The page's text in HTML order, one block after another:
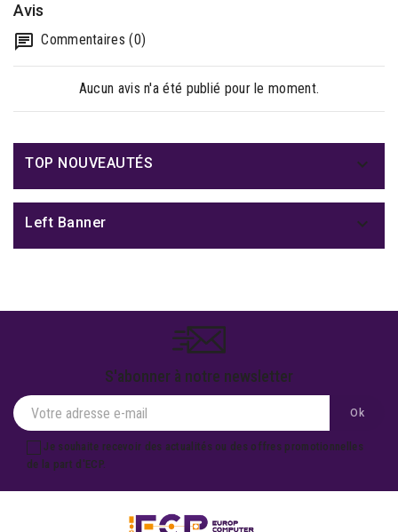
Avis
Commentaires (0)
Aucun avis n'a été publié pour le moment.
TOP NOUVEAUTÉS 
Left Banner 
S'abonner à notre newsletter
Je souhaite recevoir des actualités ou des offres promotionnelles
de la part d'ECP.